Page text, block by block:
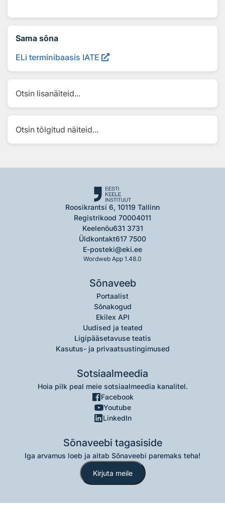
Sama sõna
ELi terminibaasis IATE
Otsin lisanäiteid...
Otsin tõlgitud näiteid...
Roosikrantsi 6, 10119 Tallinn
Registrikood 70004011
Keelenõu631 3731
Üldkontakt617 7500
E-posteki@eki.ee
Wordweb App 1.48.0
Sõnaveeb
Portaalist
Sõnakogud
Ekilex API
Uudised ja teated
Ligipääsetavuse teatis
Kasutus- ja privaatsustingimused
Sotsiaalmeedia
Hoia pilk peal meie sotsiaalmeedia kanalitel.
Facebook
Youtube
LinkedIn
Sõnaveebi tagasiside
Iga arvamus loeb ja aitab Sõnaveebi paremaks teha!
Kirjuta meile